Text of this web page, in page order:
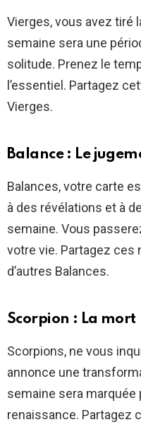
Vierges, vous avez tiré
semaine sera une
solitude. Prenez le
l’essentiel. Partagez
Vierges.
Balance : Le
Balances, votre carte
à des révélations et à
semaine. Vous
votre vie. Partagez ces
d’autres Balances.
Scorpion : La mort
Scorpions, ne vous
annonce une
semaine sera marquée
renaissance. Partagez